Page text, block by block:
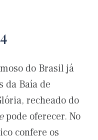
do Brasil já
da Baía de
recheado do
pode oferecer. No
confere os